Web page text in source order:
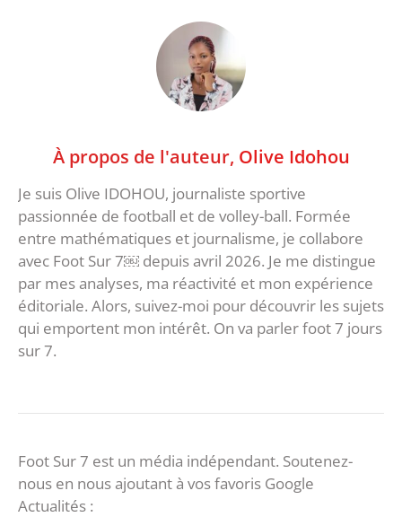
À propos de l'auteur, Olive Idohou
Je suis Olive IDOHOU, journaliste sportive
passionnée de football et de volley-ball. Formée
entre mathématiques et journalisme, je collabore
avec Foot Sur 7￼ depuis avril 2026. Je me distingue
par mes analyses, ma réactivité et mon expérience
éditoriale. Alors, suivez-moi pour découvrir les sujets
qui emportent mon intérêt. On va parler foot 7 jours
sur 7.
Foot Sur 7 est un média indépendant. Soutenez-
nous en nous ajoutant à vos favoris Google
Actualités :